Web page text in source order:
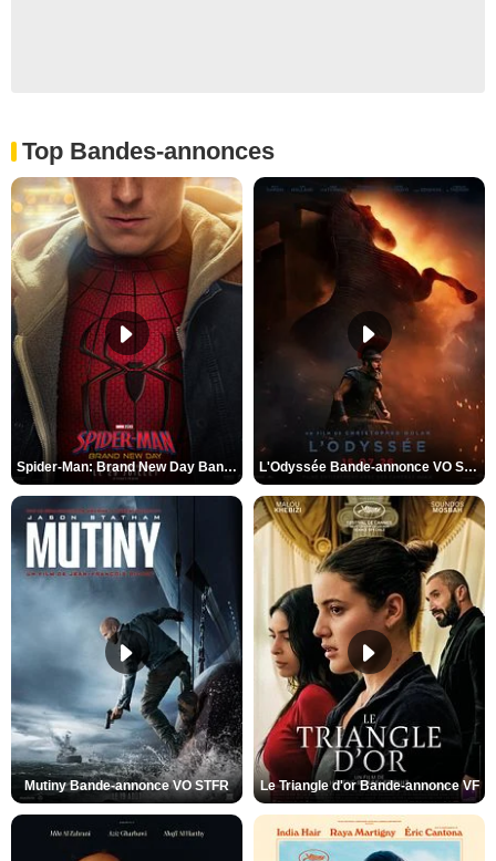
Top Bandes-annonces
Spider-Man: Brand New Day Bande-annonce VO STFR L'Odyssée Bande-annonce VO STFR
Mutiny Bande-annonce VO STFR Le Triangle d'or Bande-annonce VF